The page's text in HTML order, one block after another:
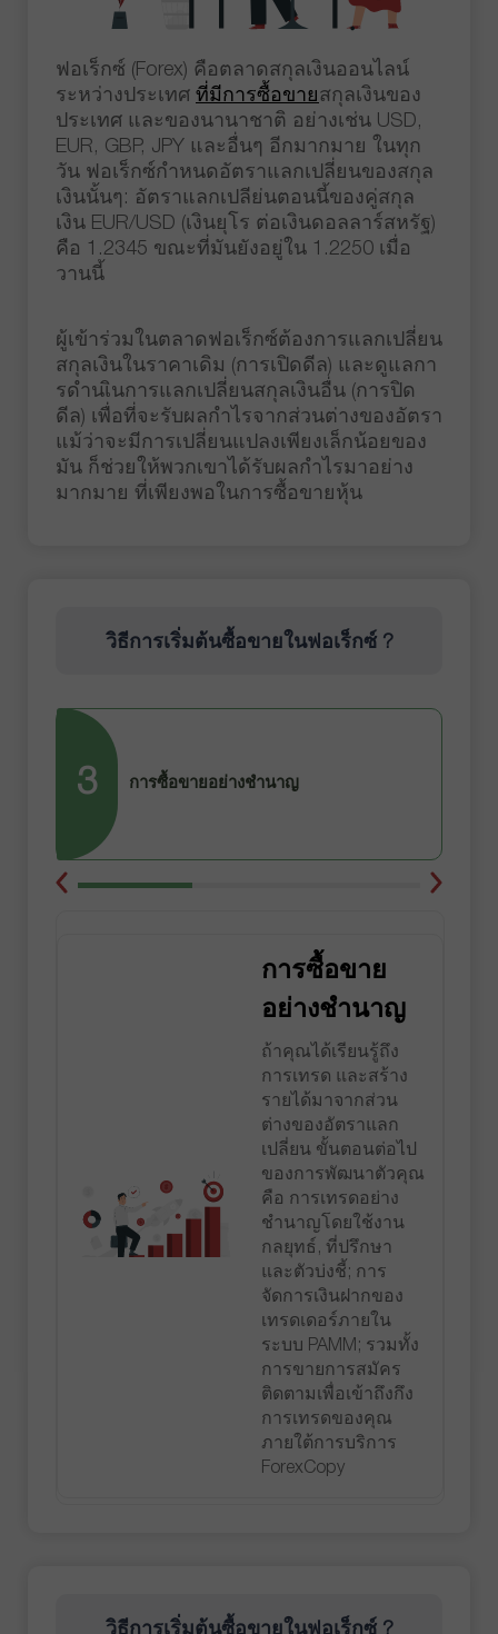
ฟอเร็กซ์ (Forex) คือตลาดสกุลเงินออนไลน์
ระหว่างประเทศ ที่มีการซื้อขายสกุลเงินของ
ประเทศ และของนานาชาติ อย่างเช่น USD,
EUR, GBP, JPY และอื่นๆ อีกมากมาย ในทุก
วัน ฟอเร็กซ์กำหนดอัตราแลกเปลี่ยนของสกุล
เงินนั้นๆ: อัตราแลกเปลีย่นตอนนี้ของคู่สกุล
เงิน EUR/USD (เงินยุโร ต่อเงินดอลลาร์สหรัฐ)
คือ 1.2345 ขณะที่มันยังอยู่ใน 1.2250 เมื่อ
วานนี้
ผู้เข้าร่วมในตลาดฟอเร็กซ์ต้องการแลกเปลี่ยน
สกุลเงินในราคาเดิม (การเปิดดีล) และดูแลกา
รดำนเินการแลกเปลี่ยนสกุลเงินอื่น (การปิด
ดีล) เพื่อที่จะรับผลกำไรจากส่วนต่างของอัตรา
แม้ว่าจะมีการเปลี่ยนแปลงเพียงเล็กน้อยของ
มัน ก็ช่วยให้พวกเขาได้รับผลกำไรมาอย่าง
มากมาย ที่เพียงพอในการซื้อขายหุ้น
วิธีการเริ่มต้นซื้อขายในฟอเร็กซ์ ?
3 การซื้อขายอย่างชำนาญ
การซื้อขาย
อย่างชำนาญ
ถ้าคุณได้เรียนรู้ถึง
การเทรด และสร้าง
รายได้มาจากส่วน
ต่างของอัตราแลก
เปลี่ยน ขั้นตอนต่อไป
ของการพัฒนาตัวคุณ
คือ การเทรดอย่าง
ชำนาญโดยใช้งาน
กลยุทธ์, ที่ปรึกษา
และตัวบ่งชี้; การ
จัดการเงินฝากของ
เทรดเดอร์ภายใน
ระบบ PAMM; รวมทั้ง
การขายการสมัคร
ติดตามเพื่อเข้าถึงกึง
การเทรดของคุณ
ภายใต้การบริการ
ForexCopy
วิธีการเริ่มต้นซื้อขายในฟอเร็กซ์ ?